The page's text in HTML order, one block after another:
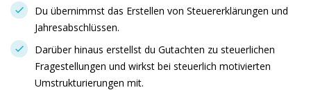
Du übernimmst das Erstellen von Steuererklärungen und
Jahresabschlüssen.
Darüber hinaus erstellst du Gutachten zu steuerlichen
Fragestellungen und wirkst bei steuerlich motivierten
Umstrukturierungen mit.